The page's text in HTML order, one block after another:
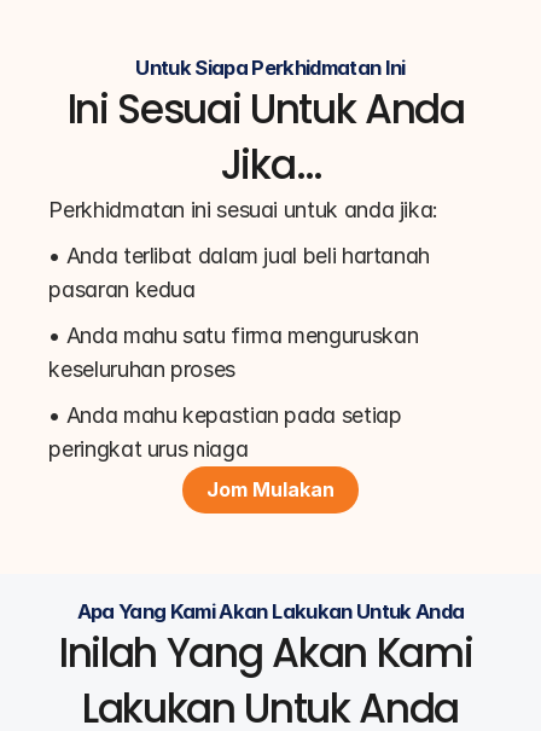
Untuk Siapa Perkhidmatan Ini
Ini Sesuai Untuk Anda
Jika…
Perkhidmatan ini sesuai untuk anda jika:
• Anda terlibat dalam jual beli hartanah
pasaran kedua
• Anda mahu satu firma menguruskan
keseluruhan proses
• Anda mahu kepastian pada setiap
peringkat urus niaga
Jom Mulakan
Apa Yang Kami Akan Lakukan Untuk Anda
Inilah Yang Akan Kami
Lakukan Untuk Anda